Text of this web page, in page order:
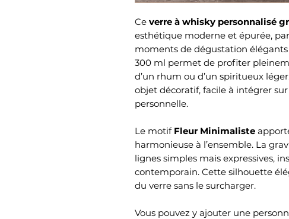
Ce verre à whisky personnalisé
esthétique moderne et épurée,
moments de dégustation
300 ml permet de profiter
d’un rhum ou d’un spiritueux
objet décoratif, facile à intégrer
personnelle.
Le motif Fleur Minimaliste
harmonieuse à l’ensemble. La
lignes simples mais expressives,
contemporain. Cette silhouette
du verre sans le surcharger.
Vous pouvez y ajouter une